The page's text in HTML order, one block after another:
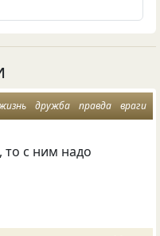
дружба правда враги
то с ним надо